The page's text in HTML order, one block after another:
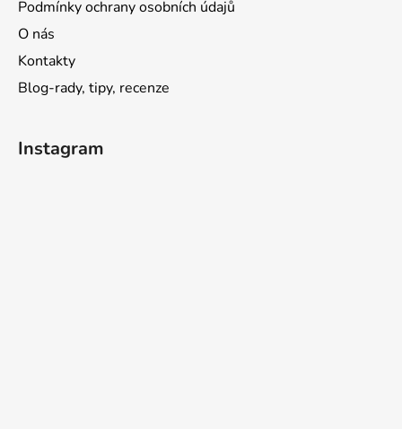
Podmínky ochrany osobních údajů
O nás
Kontakty
Blog-rady, tipy, recenze
Instagram